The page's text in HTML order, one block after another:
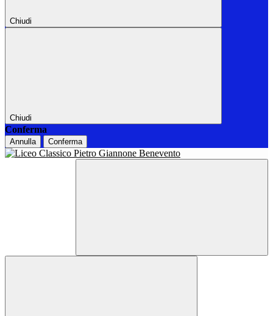
Chiudi
Chiudi
Conferma
Annulla Conferma